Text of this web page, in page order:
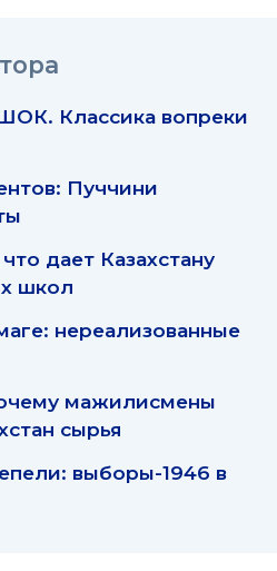
Классика вопреки
Пуччини
дает Казахстану
школ
нереализованные
мажилисмены
сырья
выборы-1946 в